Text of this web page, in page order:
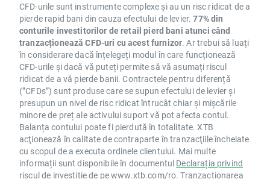
CFD-urile sunt instrumente complexe și au un risc ridicat de a
pierde rapid bani din cauza efectului de levier.77% din
conturile investitorilor de retail pierd bani atunci când
tranzacționează CFD-uri cu acest furnizor. Ar trebui să luați
în considerare dacă înțelegeți modul în care funcționează
CFD-urile și dacă vă puteți permite să vă asumați riscul
ridicat de a vă pierde banii. Contractele pentru diferență
(”CFDs”) sunt produse care se supun efectului de levier și
presupun un nivel de risc ridicat întrucât chiar și mișcările
minore de preț ale activului suport vă pot afecta contul.
Balanța contului poate fi pierdută în totalitate. XTB
acţionează în calitate de contraparte în tranzacţiile încheiate
cu scopul de a executa ordinele clientului. Mai multe
informații sunt disponibile în documentul Declarația privind
riscul de investițiede pewww.xtb.com/ro. Tranzacționarea